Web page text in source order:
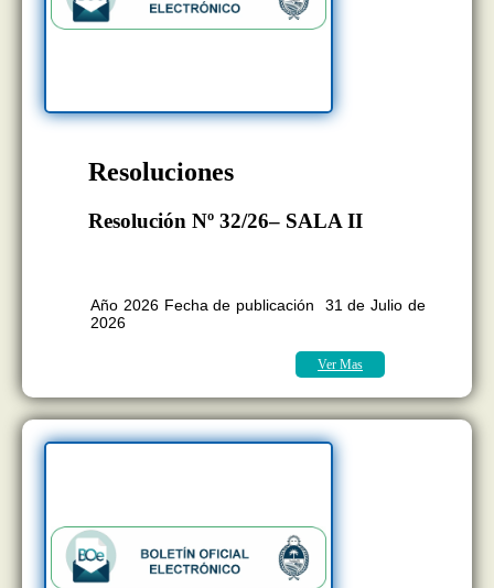
Resoluciones
Resolución Nº 32/26– SALA II
Año 2026 Fecha de publicación 31 de Julio de
2026
Ver Mas